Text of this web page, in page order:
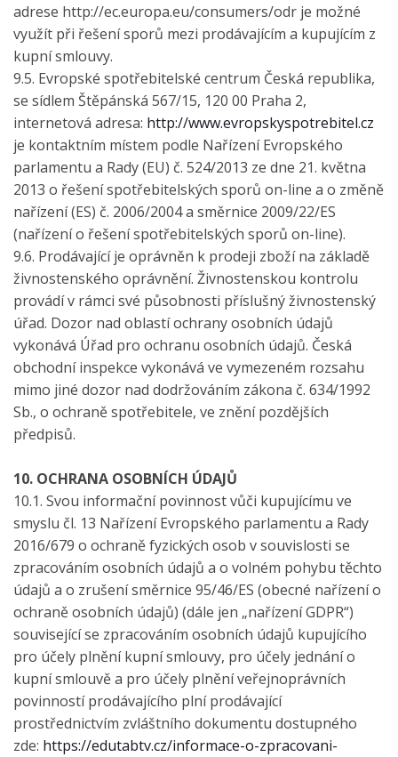
adrese http://ec.europa.eu/consumers/odr je možné
využít při řešení sporů mezi prodávajícím a kupujícím z
kupní smlouvy.
9.5. Evropské spotřebitelské centrum Česká republika,
se sídlem Štěpánská 567/15, 120 00 Praha 2,
internetová adresa: http://www.evropskyspotrebitel.cz
je kontaktním místem podle Nařízení Evropského
parlamentu a Rady (EU) č. 524/2013 ze dne 21. května
2013 o řešení spotřebitelských sporů on-line a o změně
nařízení (ES) č. 2006/2004 a směrnice 2009/22/ES
(nařízení o řešení spotřebitelských sporů on-line).
9.6. Prodávající je oprávněn k prodeji zboží na základě
živnostenského oprávnění. Živnostenskou kontrolu
provádí v rámci své působnosti příslušný živnostenský
úřad. Dozor nad oblastí ochrany osobních údajů
vykonává Úřad pro ochranu osobních údajů. Česká
obchodní inspekce vykonává ve vymezeném rozsahu
mimo jiné dozor nad dodržováním zákona č. 634/1992
Sb., o ochraně spotřebitele, ve znění pozdějších
předpisů.
10. OCHRANA OSOBNÍCH ÚDAJŮ
10.1. Svou informační povinnost vůči kupujícímu ve
smyslu čl. 13 Nařízení Evropského parlamentu a Rady
2016/679 o ochraně fyzických osob v souvislosti se
zpracováním osobních údajů a o volném pohybu těchto
údajů a o zrušení směrnice 95/46/ES (obecné nařízení o
ochraně osobních údajů) (dále jen „nařízení GDPR“)
související se zpracováním osobních údajů kupujícího
pro účely plnění kupní smlouvy, pro účely jednání o
kupní smlouvě a pro účely plnění veřejnoprávních
povinností prodávajícího plní prodávající
prostřednictvím zvláštního dokumentu dostupného
zde: https://edutabtv.cz/informace-o-zpracovani-